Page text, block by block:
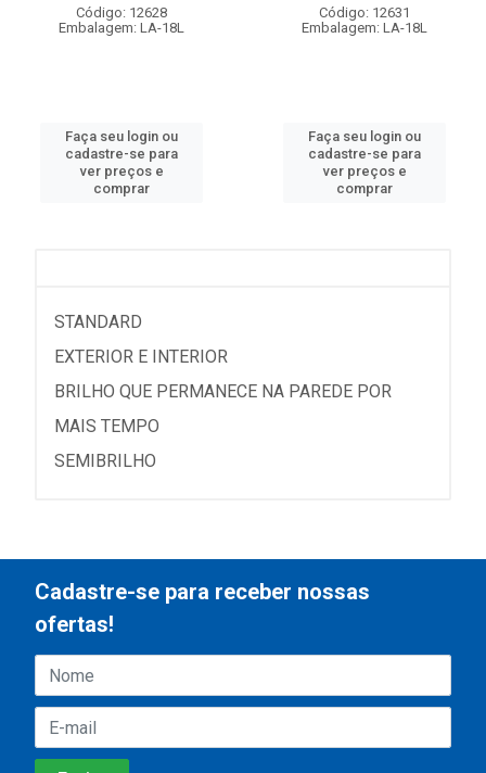
Código: 12628
Embalagem: LA-18L
Faça seu login ou
cadastre-se para
ver preços e
comprar
Código: 12631
Embalagem: LA-18L
Faça seu login ou
cadastre-se para
ver preços e
comprar
STANDARD
EXTERIOR E INTERIOR
BRILHO QUE PERMANECE NA PAREDE POR
MAIS TEMPO
SEMIBRILHO
Cadastre-se para receber nossas
ofertas!